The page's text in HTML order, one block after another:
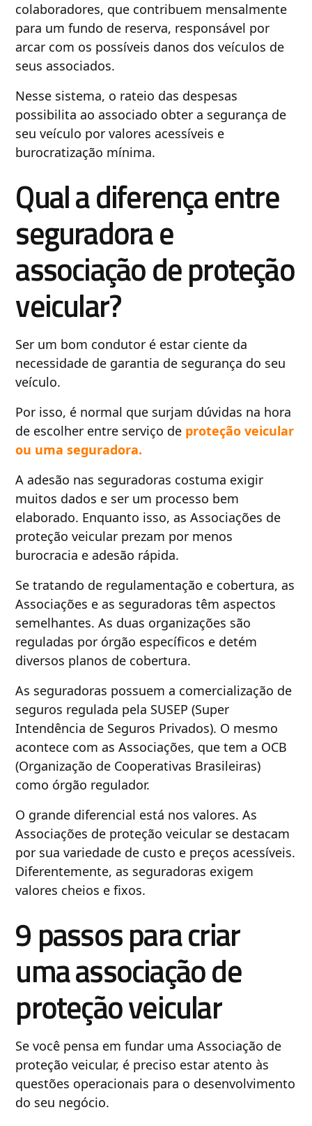
colaboradores, que contribuem mensalmente
para um fundo de reserva, responsável por
arcar com os possíveis danos dos veículos de
seus associados.
Nesse sistema, o rateio das despesas
possibilita ao associado obter a segurança de
seu veículo por valores acessíveis e
burocratização mínima.
Qual a diferença entre
seguradora e
associação de proteção
veicular?
Ser um bom condutor é estar ciente da
necessidade de garantia de segurança do seu
veículo.
Por isso, é normal que surjam dúvidas na hora
de escolher entre serviço de proteção veicular
ou uma seguradora.
A adesão nas seguradoras costuma exigir
muitos dados e ser um processo bem
elaborado. Enquanto isso, as Associações de
proteção veicular prezam por menos
burocracia e adesão rápida.
Se tratando de regulamentação e cobertura, as
Associações e as seguradoras têm aspectos
semelhantes. As duas organizações são
reguladas por órgão específicos e detém
diversos planos de cobertura.
As seguradoras possuem a comercialização de
seguros regulada pela SUSEP (Super
Intendência de Seguros Privados). O mesmo
acontece com as Associações, que tem a OCB
(Organização de Cooperativas Brasileiras)
como órgão regulador.
O grande diferencial está nos valores. As
Associações de proteção veicular se destacam
por sua variedade de custo e preços acessíveis.
Diferentemente, as seguradoras exigem
valores cheios e fixos.
9 passos para criar
uma associação de
proteção veicular
Se você pensa em fundar uma Associação de
proteção veicular, é preciso estar atento às
questões operacionais para o desenvolvimento
do seu negócio.